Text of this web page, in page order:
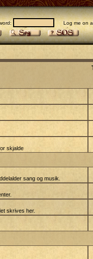
Log me on
skjalde
sang og musik.
skrives her.